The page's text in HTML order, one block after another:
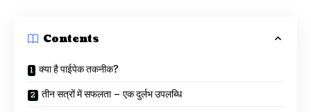
Contents
क्या है पाईपेक तकनीक?
तीन सत्रों में सफलता – एक दुर्लभ उपलब्धि